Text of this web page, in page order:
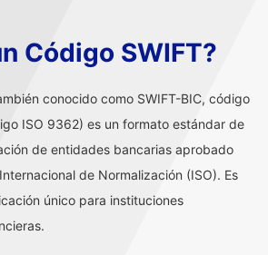
Código SWIFT?
conocido como SWIFT-BIC, código
ISO 9362) es un formato estándar de
de entidades bancarias aprobado
de Normalización (ISO). Es
único para instituciones